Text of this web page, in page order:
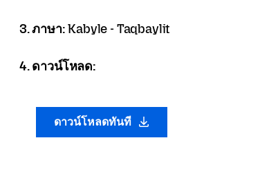
3. ภาษา:Kabyle - Taqbaylit
4. ดาวน์โหลด:
ดาวน์โหลดทันที